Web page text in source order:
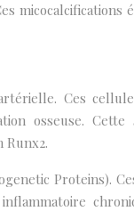
micocalcifications
Ces
osseuse. Cette
Runx2.
Proteins).